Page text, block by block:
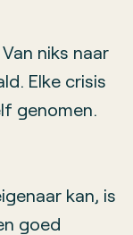
niks naar
Elke crisis
genomen.
kan, is
goed